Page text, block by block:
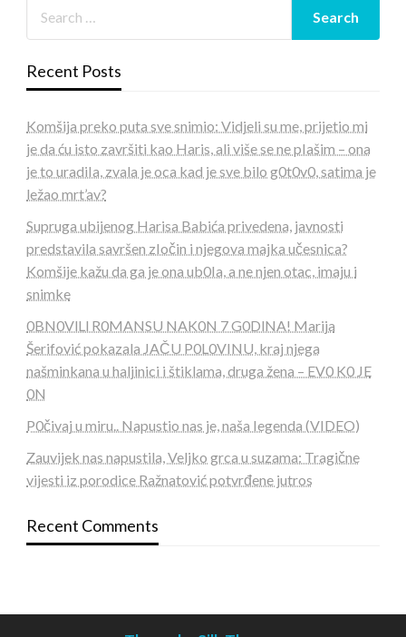
Recent Posts
Komšija preko puta sve snimio: Vidjeli su me, prijetio mi
je da ću isto završiti kao Haris, ali više se ne pIašim – ona
je to uradiIa, zvala je oca kad je sve bilo g0t0v0, satima je
ležao mrt’av?
Supruga ubijenog Harisa Babića privedena, javnosti
predstavila savršen zIočin i njegova majka učesnica?
Komšije kažu da ga je ona ub0Ia, a ne njen otac, imaju i
snimke
0BN0VlLl R0MANSU NAK0N 7 G0DlNA! Marija
Šerifović pokazala JAČU P0L0VINU, kraj njega
našminkana u haljinici i štiklama, druga žena – EV0 K0 JE
0N
P0čivaj u miru.. Napustio nas je, naša Iegenda (VIDEO)
Zauvijek nas napustila, Veljko grca u suzama: Tragične
vijesti iz porodice Ražnatović potvrđene jutros
Recent Comments